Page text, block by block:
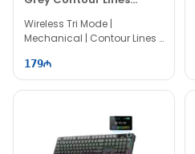
Механическая Клавиатура
Wireless Tri Mode |
Mechanical | Contour Lines |
179